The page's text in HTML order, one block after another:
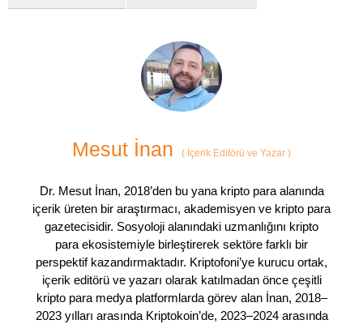
Mesut İnan ( İçerik Editörü ve Yazar )
Dr. Mesut İnan, 2018’den bu yana kripto para alanında
içerik üreten bir araştırmacı, akademisyen ve kripto para
gazetecisidir. Sosyoloji alanındaki uzmanlığını kripto
para ekosistemiyle birleştirerek sektöre farklı bir
perspektif kazandırmaktadır. Kriptofoni’ye kurucu ortak,
içerik editörü ve yazarı olarak katılmadan önce çeşitli
kripto para medya platformlarda görev alan İnan, 2018–
2023 yılları arasında Kriptokoin’de, 2023–2024 arasında